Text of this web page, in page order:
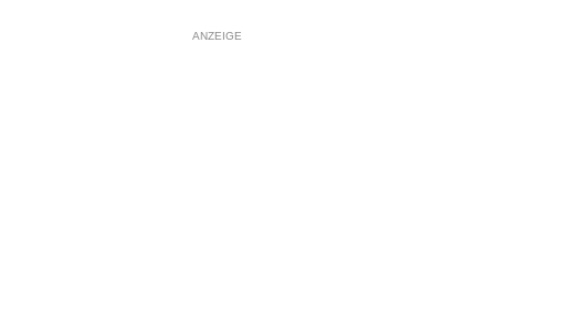
ANZEIGE